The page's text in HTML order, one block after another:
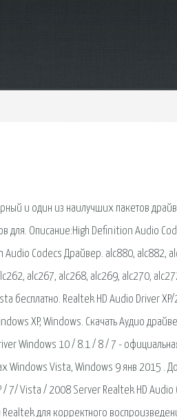
и один из наилучших пакетов
для. Описание:High Definition Audio
Audio Codecs Драйвер. alc880, alc882,
alc267, alc268, alc269, alc270,
бесплатно. Realtek HD Audio Driver
XP, Windows. Скачать Аудио
Windows 10 / 8.1 / 8 / 7 -
Vista, Windows 9 янв 2015 .
7/ Vista / 2008 Server Realtek HD Audio
для корректного